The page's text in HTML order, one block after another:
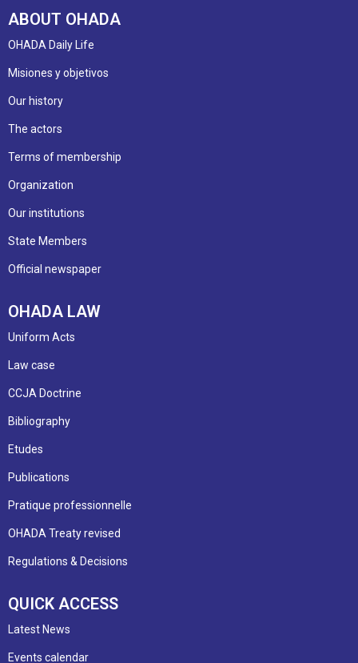
ABOUT OHADA
OHADA Daily Life
Misiones y objetivos
Our history
The actors
Terms of membership
Organization
Our institutions
State Members
Official newspaper
OHADA LAW
Uniform Acts
Law case
CCJA Doctrine
Bibliography
Etudes
Publications
Pratique professionnelle
OHADA Treaty revised
Regulations & Decisions
QUICK ACCESS
Latest News
Events calendar